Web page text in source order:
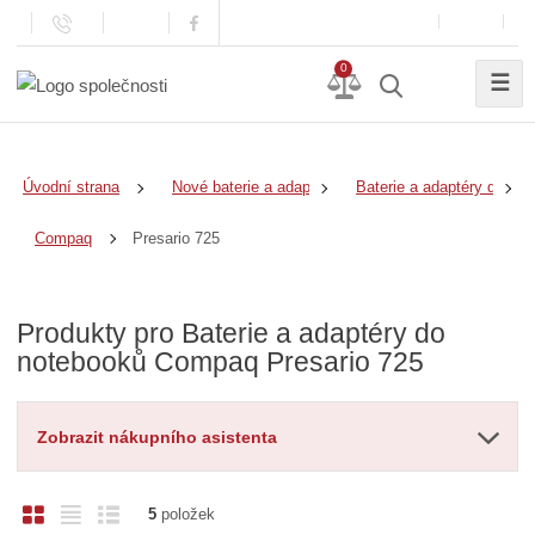
0
☰
Úvodní strana Nové baterie a adaptéry Baterie a adaptéry do
Compaq Presario 725
Produkty pro Baterie a adaptéry do
notebooků Compaq Presario 725
Zobrazit nákupního asistenta
O
Ř
5položek